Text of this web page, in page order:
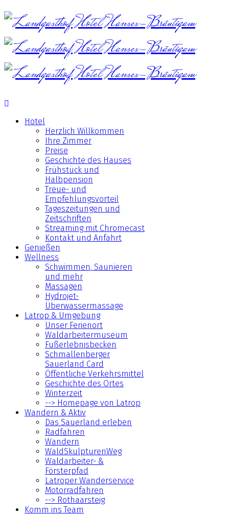
Hotel
Herzlich Willkommen
Ihre Zimmer
Preise
Geschichte des Hauses
Frühstück und
Halbpension
Treue- und
Empfehlungsvorteil
Tageszeitungen und
Zeitschriften
Streaming mit Chromecast
Kontakt und Anfahrt
Genießen
Wellness
Schwimmen, Saunieren
und mehr
Massagen
Hydrojet-
Überwassermassage
Latrop & Umgebung
Unser Ferienort
Waldarbeitermuseum
Fußerlebnisbecken
Schmallenberger
Sauerland Card
Öffentliche Verkehrsmittel
Geschichte des Ortes
Winterzeit
--> Homepage von Latrop
Wandern & Aktiv
Das Sauerland erleben
Radfahren
Wandern
WaldSkulpturenWeg
Waldarbeiter- &
Försterpfad
Latroper Wanderservice
Motorradfahren
--> Rothaarsteig
Komm ins Team